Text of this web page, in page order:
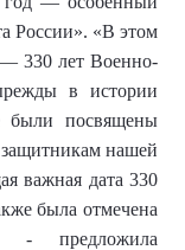
России». «В этом
— 330 лет Военно-
в истории
были посвящены
нашей
важная дата 330
была отмечена
- предложила